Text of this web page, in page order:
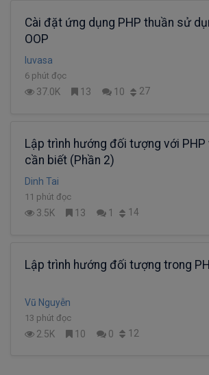
Cài đặt ứng dụng PHP thuần sử
OOP
luvasa
6 phút đọc
37.0K 13 10 27
Lập trình hướng đối tượng với PHP
cần biết (Phần 2)
Dinh Tai
11 phút đọc
3.5K 13 1 14
Lập trình hướng đối tượng trong
Vũ Nguyễn
13 phút đọc
2.5K 10 0 12